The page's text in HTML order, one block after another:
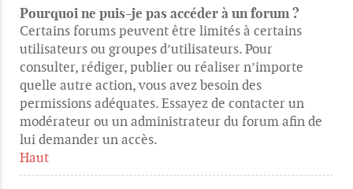
Pourquoi ne puis-je pas accéder à un forum ?
Certains forums peuvent être limités à certains
utilisateurs ou groupes d’utilisateurs. Pour
consulter, rédiger, publier ou réaliser n’importe
quelle autre action, vous avez besoin des
permissions adéquates. Essayez de contacter un
modérateur ou un administrateur du forum afin de
lui demander un accès.
Haut